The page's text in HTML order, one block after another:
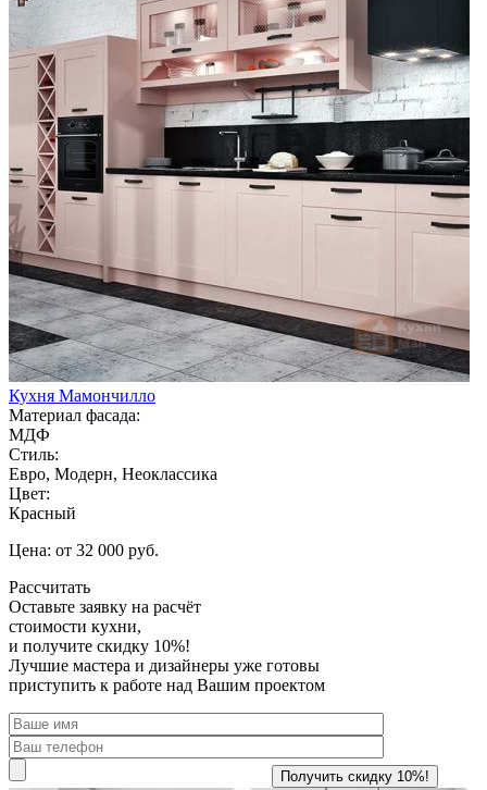
Кухня Мамончилло
Материал фасада:
МДФ
Стиль:
Евро, Модерн, Неоклассика
Цвет:
Красный
Цена: от 32 000 руб.
Рассчитать
Оставьте заявку на расчёт
стоимости кухни,
и получите скидку 10%!
Лучшие мастера и дизайнеры уже готовы
приступить к работе над Вашим проектом